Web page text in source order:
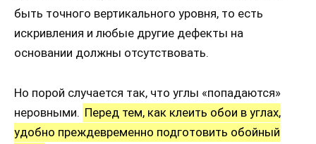
быть точного вертикального уровня, то есть
искривления и любые другие дефекты на
основании должны отсутствовать.
Но порой случается так, что углы «попадаются»
неровными. Перед тем, как клеить обои в углах,
удобно преждевременно подготовить обойный